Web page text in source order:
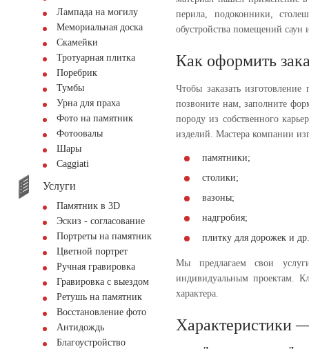
Лампада на могилу
Мемориальная доска
Скамейки
Тротуарная плитка
Поребрик
Тумбы
Урна для праха
Фото на памятник
Фотоовалы
Шары
Сaggiati
Услуги
Памятник в 3D
Эскиз - согласование
Портреты на памятник
Цветной портрет
Ручная гравировка
Гравировка с выездом
Ретушь на памятник
Восстановление фото
Антидождь
Благоустройство
перила, подоконники,
обустройства помещений саун
Как оформить
Чтобы заказать
позвоните нам, заполните
породу из собственного
изделий. Мастера компании
памятники;
столики;
вазоны;
надгробия;
плитку для дорожек и др.
Мы предлагаем свои
индивидуальным проектам.
характера.
Характеристики